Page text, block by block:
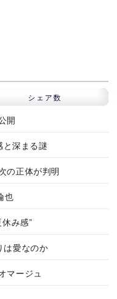
シェア数
開
と深まる謎
の正体が判明
也
み感”
は愛なのか
マージュ